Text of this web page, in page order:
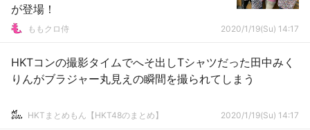
が登場！
ももクロ侍 2020/1/19(Su) 14:17
HKTコンの撮影タイムでへそ出しTシャツだった田中みく
りんがブラジャー丸見えの瞬間を撮られてしまう
HKTまとめもん【HKT48のまとめ】 2020/1/19(Su) 14:17